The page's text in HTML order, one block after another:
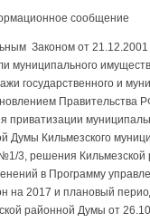
сообщение
Законом от
муниципального
государственного и
Правительства
приватизации
Кильмезского
3, решения
в Программу
на 2017 и плановый
районной Думы от